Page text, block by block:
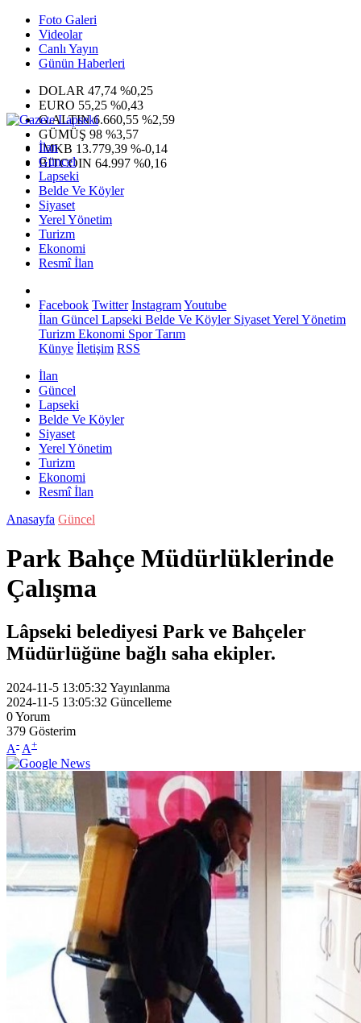
Foto Galeri
Videolar
Canlı Yayın
Günün Haberleri
DOLAR 47,74 %0,25
EURO 55,25 %0,43
G.ALTIN6.660,55 %2,59
GÜMÜŞ 98 %3,57
IMKB 13.779,39 %-0,14
BITCOIN 64.997 %0,16
İlan
Güncel
Lapseki
Belde Ve Köyler
Siyaset
Yerel Yönetim
Turizm
Ekonomi
Resmî İlan
Facebook Twitter InstagramYoutube
İlan Güncel Lapseki Belde Ve KöylerSiyasetYerel Yönetim
Turizm Ekonomi SporTarım
Künye İletişim RSS
İlan
Güncel
Lapseki
Belde Ve Köyler
Siyaset
Yerel Yönetim
Turizm
Ekonomi
Resmî İlan
Anasayfa Güncel
Park Bahçe Müdürlüklerinde
Çalışma
Lâpseki belediyesi Park ve Bahçeler
Müdürlüğüne bağlı saha ekipler.
2024-11-5 13:05:32 Yayınlanma
2024-11-5 13:05:32 Güncelleme
0Yorum
379 Gösterim
A- A+